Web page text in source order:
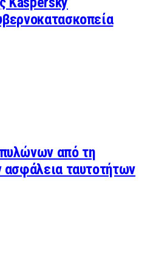
από τη
ασφάλεια ταυτοτήτων